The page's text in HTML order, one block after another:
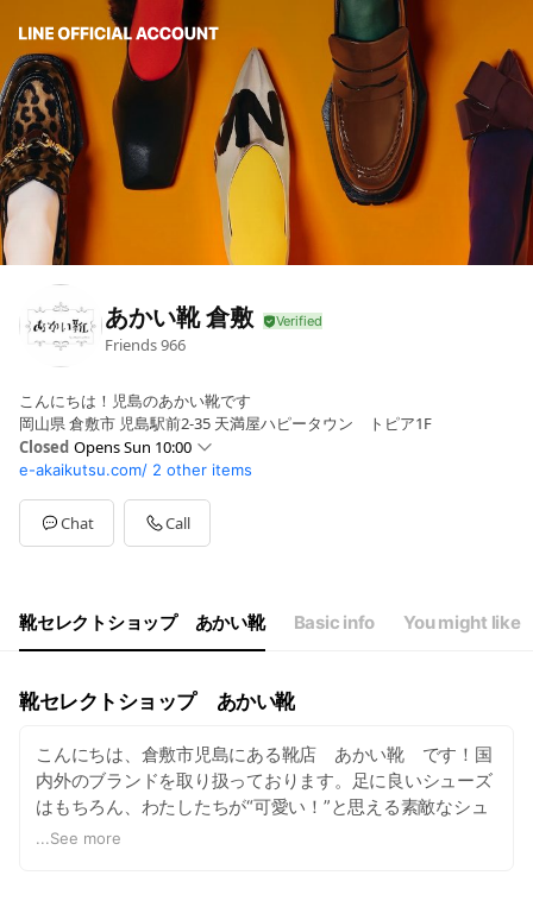
あかい靴 倉敷
Friends966
こんにちは！児島のあかい靴です
岡山県 倉敷市 児島駅前2-35 天満屋ハピータウン トピア1F
Closed Opens Sun 10:00
Sun10:00 - 19:00
Mon10:00 - 19:00
Tue10:00 - 19:00
WedClosed
Sat
10:00 - 19:00
水曜定休日(祝日を除く)
e-akaikutsu.com/ 2 other items
Chat Call
靴セレクトショップ あかい靴 Basic info You might like
靴セレクトショップ あかい靴
こんにちは、倉敷市児島にある靴店 あかい靴 です！国
内外のブランドを取り扱っております。足に良いシューズ
はもちろん、わたしたちが“可愛い！”と思える素敵なシュ
ーズやバッグを中心にセレクトしたショップです。
...See more